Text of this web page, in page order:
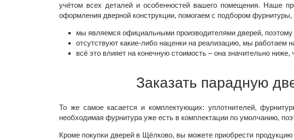
учётом всех деталей и особенностей вашего помещения. Наше
оформления дверной конструкции, помогаем с подбором фурнитуры,
мы являемся официальными производителями дверей,
отсутствуют какие-либо наценки на реализацию, мы работаем
всё это влияет на конечную стоимость – она значительно
Заказать парадную
То же самое касается и комплектующих: уплотнителей,
необходимая фурнитура уже есть в комплектации по умолчанию,
Кроме покупки дверей в Щёлково, вы можете приобрести